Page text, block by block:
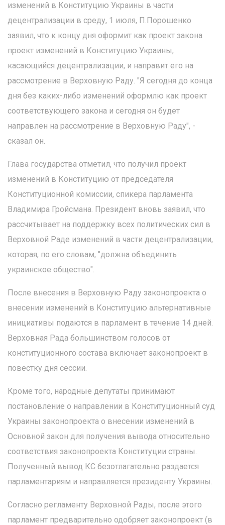
изменений в Конституцию Украины в части
децентрализации в среду, 1 июля, П.Порошенко
заявил, что к концу дня оформит как проект закона
проект изменений в Конституцию Украины,
касающийся децентрализации, и направит его на
рассмотрение в Верховную Раду. "Я сегодня до конца
дня без каких-либо изменений оформлю как проект
соответствующего закона и сегодня он будет
направлен на рассмотрение в Верховную Раду", -
сказал он.
Глава государства отметил, что получил проект
изменений в Конституцию от председателя
Конституционной комиссии, спикера парламента
Владимира Гройсмана. Президент вновь заявил, что
рассчитывает на поддержку всех политических сил в
Верховной Раде изменений в части децентрализации,
которая, по его словам, "должна объединить
украинское общество".
После внесения в Верховную Раду законопроекта о
внесении изменений в Конституцию альтернативные
инициативы подаются в парламент в течение 14 дней.
Верховная Рада большинством голосов от
конституционного состава включает законопроект в
повестку дня сессии.
Кроме того, народные депутаты принимают
постановление о направлении в Конституционный суд
Украины законопроекта о внесении изменений в
Основной закон для получения вывода относительно
соответствия законопроекта Конституции страны.
Полученный вывод КС безотлагательно раздается
парламентариям и направляется президенту Украины.
Согласно регламенту Верховной Рады, после этого
парламент предварительно одобряет законопроект (в